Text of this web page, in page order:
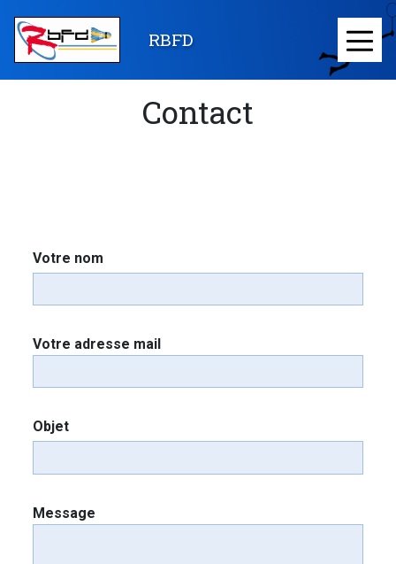
contenu
RBFD ≡
Contact
Votre nom
Votre adresse mail
Objet
Message